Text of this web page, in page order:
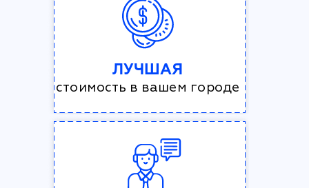
ЛУЧШАЯ
стоимость в вашем городе